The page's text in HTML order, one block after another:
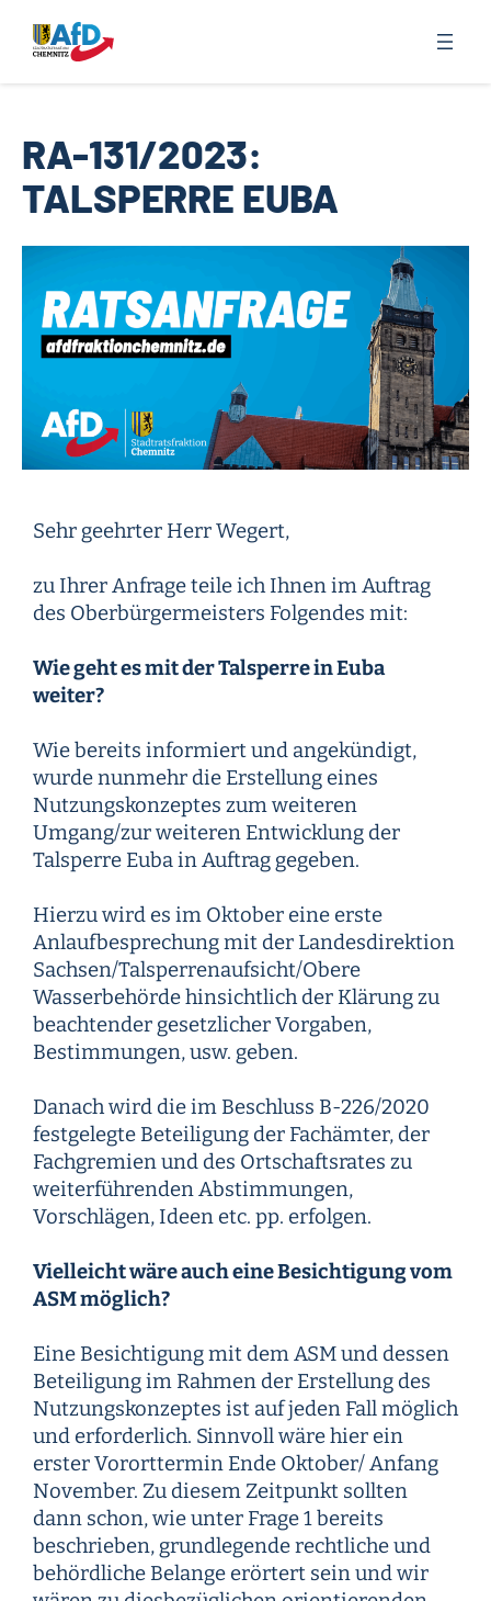
Inhalt
springen
RA-131/2023:
TALSPERRE EUBA
Sehr geehrter Herr Wegert,
zu Ihrer Anfrage teile ich Ihnen im Auftrag
des Oberbürgermeisters Folgendes mit:
Wie geht es mit der Talsperre in Euba
weiter?
Wie bereits informiert und angekündigt,
wurde nunmehr die Erstellung eines
Nutzungskonzeptes zum weiteren
Umgang/zur weiteren Entwicklung der
Talsperre Euba in Auftrag gegeben.
Hierzu wird es im Oktober eine erste
Anlaufbesprechung mit der Landesdirektion
Sachsen/Talsperrenaufsicht/Obere
Wasserbehörde hinsichtlich der Klärung zu
beachtender gesetzlicher Vorgaben,
Bestimmungen, usw. geben.
Danach wird die im Beschluss B-226/2020
festgelegte Beteiligung der Fachämter, der
Fachgremien und des Ortschaftsrates zu
weiterführenden Abstimmungen,
Vorschlägen, Ideen etc. pp. erfolgen.
Vielleicht wäre auch eine Besichtigung vom
ASM möglich?
Eine Besichtigung mit dem ASM und dessen
Beteiligung im Rahmen der Erstellung des
Nutzungskonzeptes ist auf jeden Fall möglich
und erforderlich. Sinnvoll wäre hier ein
erster Vororttermin Ende Oktober/ Anfang
November. Zu diesem Zeitpunkt sollten
dann schon, wie unter Frage 1 bereits
beschrieben, grundlegende rechtliche und
behördliche Belange erörtert sein und wir